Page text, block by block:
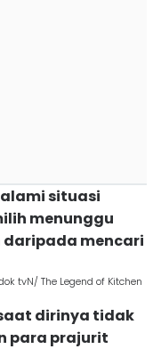
situasi
menunggu
mencari
tvN/ The Legend of Kitchen
dirinya tidak
para prajurit